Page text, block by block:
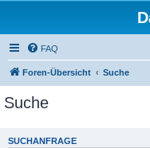
FAQ
Foren-Übersicht Suche
Suche
SUCHANFRAGE